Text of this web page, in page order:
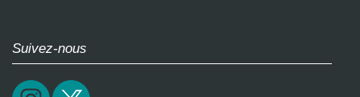
Suivez-nous